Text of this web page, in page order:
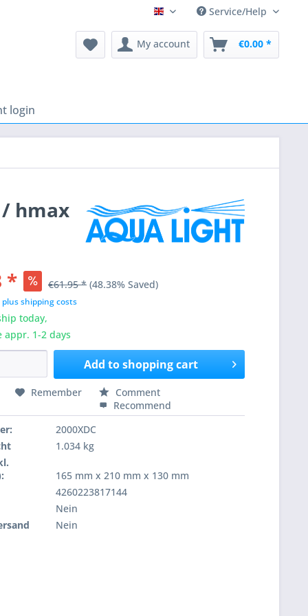
English Service/Help
My account €0.00 *
login
/ hmax
* €61.95 * (48.38% Saved)
plus shipping costs
today,
appr. 1-2 days
Add toshopping cart
Remember
Comment
Recommend
2000XDC
1.034 kg
165 mm x 210 mm x 130 mm
4260223817144
Nein
Nein